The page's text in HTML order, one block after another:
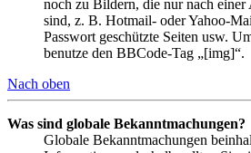
noch zu Bildern, die nur nach
sind, z. B. Hotmail- oder Yahoo-
Passwort geschützte Seiten usw.
benutze den BBCode-Tag „[img]“.
Nach oben
Was sind globale Bekanntmachungen?
Globale Bekanntmachungen